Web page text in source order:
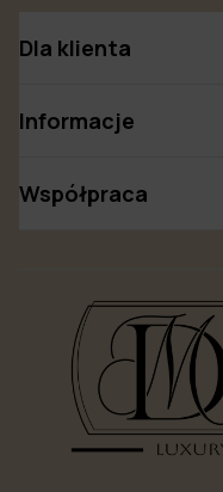
Dla klienta
Informacje
Współpraca